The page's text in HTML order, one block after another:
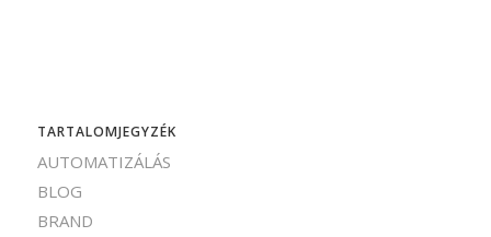
TARTALOMJEGYZÉK
AUTOMATIZÁLÁS
BLOG
BRAND